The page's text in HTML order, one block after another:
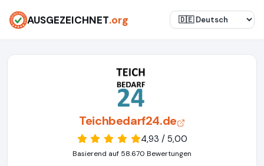
AUSGEZEICHNET.org
Teichbedarf24.de
4,93 / 5,00
Basierend auf 58.670 Bewertungen